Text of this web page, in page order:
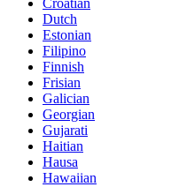
Dutch
Estonian
Filipino
Finnish
Frisian
Galician
Georgian
Gujarati
Haitian
Hausa
Hawaiian